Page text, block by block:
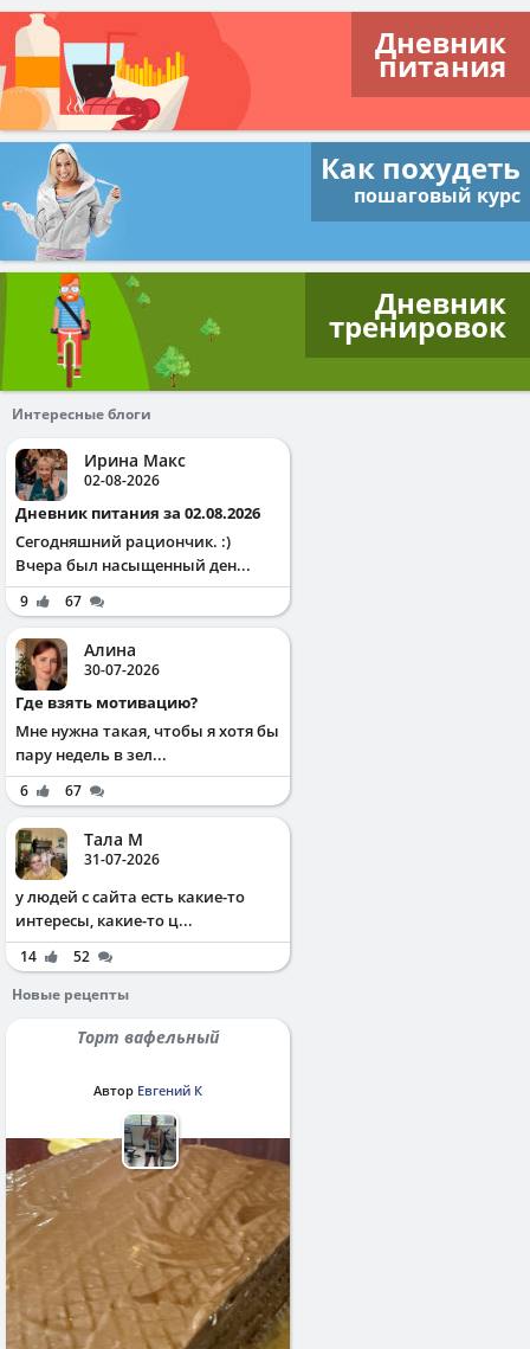
Дневник
питания
Как похудеть
пошаговый курс
Дневник
тренировок
Интересные блоги
Ирина Макс
02-08-2026
Дневник питания за 02.08.2026
Сегодняшний рациончик. :)
Вчера был насыщенный ден...
9 67
Алина
30-07-2026
Где взять мотивацию?
Мне нужна такая, чтобы я хотя бы
пару недель в зел...
6 67
Тала М
31-07-2026
у людей с сайта есть какие-то
интересы, какие-то ц...
14
52
Новые рецепты
Торт вафельный
Автор Евгений К